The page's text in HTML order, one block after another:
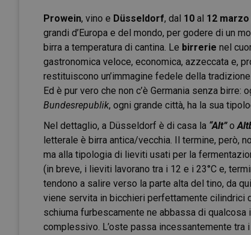
Prowein, vino e Düsseldorf, dal 10 al 12 marzo
grandi d’Europa e del mondo, per godere di un
birra a temperatura di cantina. Le birrerie nel
gastronomica veloce, economica, azzeccata e,
restituiscono un’immagine fedele della
Ed è pur vero che non c’è Germania senza birre:
Bundesrepublik, ogni grande città, ha la sua
Nel dettaglio, a Düsseldorf è di casa la “Alt”o
letterale è birra antica/vecchia. Il termine, però,
ma alla tipologia di lieviti usati per la
(in breve, i lieviti lavorano tra i 12 e i 23°C e,
tendono a salire verso la parte alta del tino, da
viene servita in bicchieri perfettamente cilindrici
schiuma furbescamente ne abbassa di qualcosa
complessivo. L’oste passa incessantemente tra